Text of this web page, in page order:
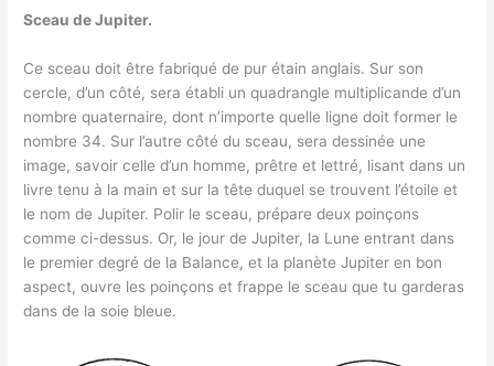
Sceau de Jupiter.
Ce sceau doit être fabriqué de pur étain anglais. Sur son
cercle, d’un côté, sera établi un quadrangle multiplicande d’un
nombre quaternaire, dont n’importe quelle ligne doit former le
nombre 34. Sur l’autre côté du sceau, sera dessinée une
image, savoir celle d’un homme, prêtre et lettré, lisant dans un
livre tenu à la main et sur la tête duquel se trouvent l’étoile et
le nom de Jupiter. Polir le sceau, prépare deux poinçons
comme ci-dessus. Or, le jour de Jupiter, la Lune entrant dans
le premier degré de la Balance, et la planète Jupiter en bon
aspect, ouvre les poinçons et frappe le sceau que tu garderas
dans de la soie bleue.